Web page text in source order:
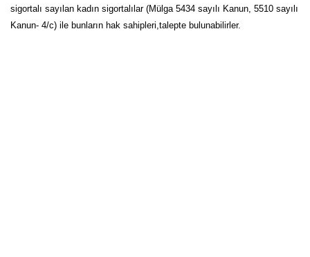
sigortalı sayılan kadın sigortalılar (Mülga 5434 sayılı Kanun, 5510 sayılı
Kanun- 4/c) ile bunların hak sahipleri,talepte bulunabilirler.